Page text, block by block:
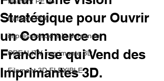
filament PLA
impression 3d à la demande.
CREALITY imprimante 3D
Filament 3D FLEXIBLE
Stratégique pour Ouvrir
un Commerce en
Franchise qui Vend des
Imprimantes 3D.